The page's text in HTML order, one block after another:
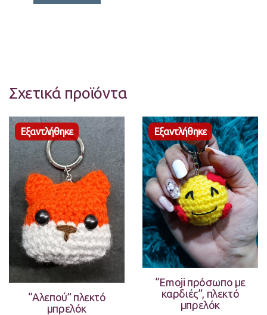
Σχετικά προϊόντα
“Αλεπού” πλεκτό
μπρελόκ
“Emoji πρόσωπο με
καρδιές”, πλεκτό
μπρελόκ